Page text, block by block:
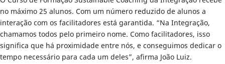
no máximo 25 alunos. Com um número reduzido de alunos a
interação com os facilitadores está garantida. “Na Integração,
chamamos todos pelo primeiro nome. Como facilitadores, isso
significa que há proximidade entre nós, e conseguimos dedicar o
tempo necessário para cada um deles”, afirma João Luiz.